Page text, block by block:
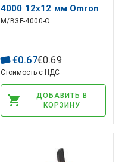
4000 12x12 мм Omron
M/B3F-4000-O
€0.67€0.69
Стоимость с НДС
ДОБАВИТЬ В
КОРЗИНУ